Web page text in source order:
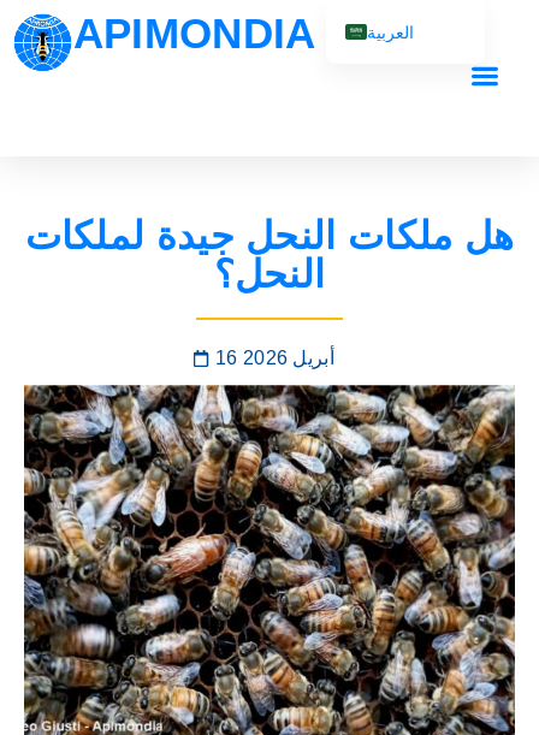
APIMONDIA
هل ملكات النحل جيدة لملكات
النحل؟
16 أبريل 2026
العربية
Русский